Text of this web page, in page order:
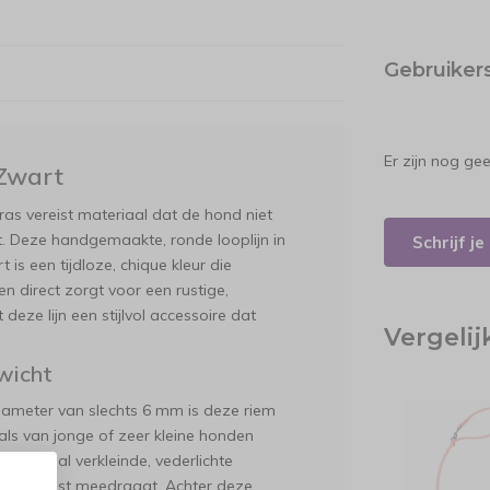
vereist materiaal dat de hond niet
handgemaakte, ronde looplijn in
een tijdloze, chique kleur die
direct zorgt voor een rustige,
lijn een stijlvol accessoire dat
van slechts 6 mm is deze riem
van jonge of zeer kleine honden
verkleinde, vederlichte
last meedraagt. Achter deze
Er zijn nog
Schrijf